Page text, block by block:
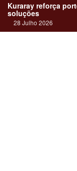
Kuraray reforça
soluções
28 Julho 2026
"Devemos encarar